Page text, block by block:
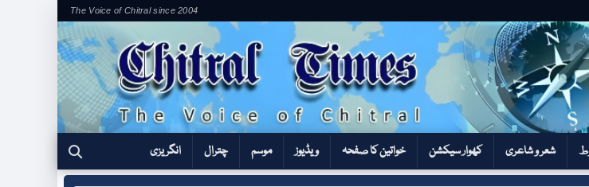
The Voice of Chitral since 2004
شعر و شاعری کھوار سیکشن‎ خواتین کا صفحہ ویڈیوز موسم چترال انگریزی